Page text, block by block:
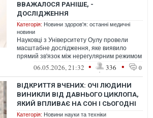
ВВАЖАЛОСЯ РАНІШЕ, -
ДОСЛІДЖЕННЯ
Категорія: Новини здоров'я: останні медичні
новини
Науковці з Університету Оулу провели
масштабне дослідження, яке виявило
прямий зв'язок між нерегулярним режимом
сну та критичними ризиками для серцево...
06.05.2026, 21:32 • 336 • 0
ВІДКРИТТЯ ВЧЕНИХ: ОЧІ ЛЮДИНИ
ВИНИКЛИ ВІД ДАВНЬОГО ЦИКЛОПА,
ЯКИЙ ВПЛИВАЄ НА СОН І СЬОГОДНІ
Категорія: Новини науки та техніки